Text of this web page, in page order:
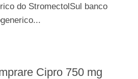
do StromectolSul banco
Cipro 750 mg